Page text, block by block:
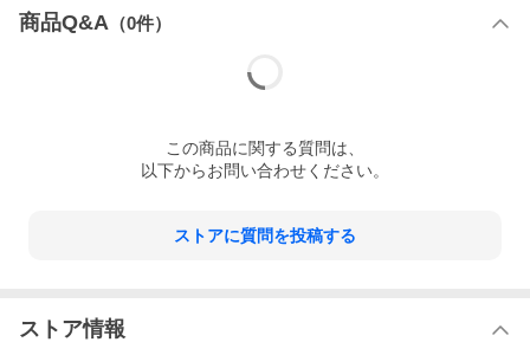
商品Q&A （0件）
この商品に関する質問は、
以下からお問い合わせください。
ストアに質問を投稿する
ストア情報